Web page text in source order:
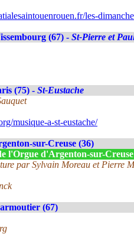
les-
(67) - St-Pierre et
(75) - St-Eustache
musique-a-st-eustache/
sur-Creuse (36)
l'Orgue d'Argenton-sur-
par Sylvain Moreau et Pierre
(67)